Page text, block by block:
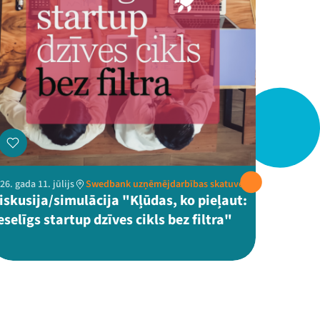
gada 11. jūlijs Swedbank uzņēmējdarbības skatuve
simulācija "Kļūdas, ko pieļaut:
startup dzīves cikls bez filtra"